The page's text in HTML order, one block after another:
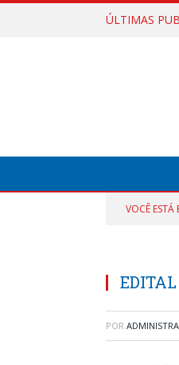
ÚLTIMAS
VOCÊ ESTÁ
EDITAL
POR